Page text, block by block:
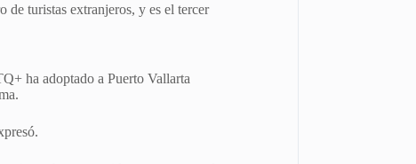
de turistas extranjeros, y es el tercer
ha adoptado a Puerto Vallarta